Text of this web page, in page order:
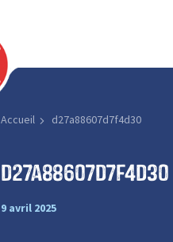
Accueil d27a88607d7f4d30
d27a88607d7f4d30
9 avril 2025